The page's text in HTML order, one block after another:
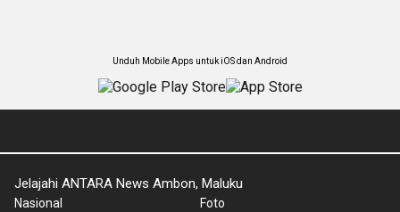
Unduh Mobile Apps untuk iOS dan Android
Jelajahi ANTARA News Ambon, Maluku
Nasional
Foto